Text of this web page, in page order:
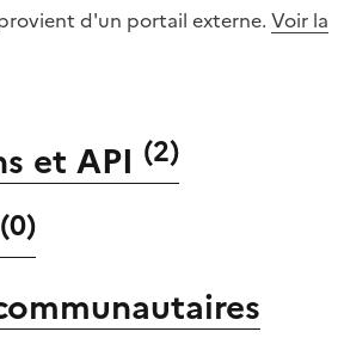
d'un portail externe. Voir la
et API (2)
(0)